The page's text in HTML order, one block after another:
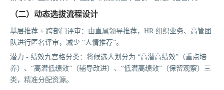
（二）动态选拔流程设计
基层推荐 + 跨部门评审：由直属领导推荐，HR 组织业务、高管团
队进行匿名评审，减少 “人情推荐”。
潜力 - 绩效九宫格分类：将候选人划分为 “高潜高绩效”（重点培
养）、“高潜低绩效”（辅导改进）、“低潜高绩效”（保留观察）三
类，精准分配资源。